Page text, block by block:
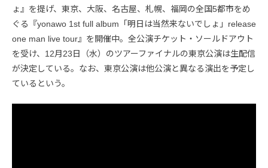
ょ』を提げ、東京、大阪、名古屋、札幌、福岡の全国5都市をめ
ぐる『yonawo 1st full album「明日は当然来ないでしょ」release
one man live tour』を開催中。全公演チケット・ソールドアウト
を受け、12月23日（水）のツアーファイナルの東京公演は生配信
が決定している。なお、東京公演は他公演と異なる演出を予定し
ているという。